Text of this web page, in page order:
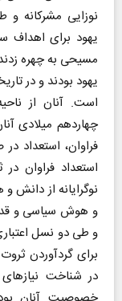
نوزایی مشرکانه
یهود برای اهداف
مسیحی به چهره
یهود بودند و در
است. آنان از
چهاردهم میلادی
فراوان، استعداد
استعداد فراوان
نوگرایانه از
و هوش سیاسی و
و طی دو نسل
برای گردآوردن
در شناخت